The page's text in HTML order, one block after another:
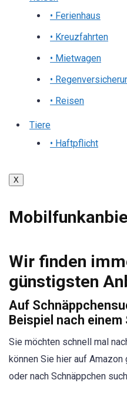
• Ferienhaus
• Kreuzfahrten
• Mietwagen
•
• Reisen
Tiere
• Haftpflicht
X
Wir finden
günstigsten
Auf
Beispiel nach
Sie möchten schnell mal
können Sie hier auf
oder nach Schnäppchen